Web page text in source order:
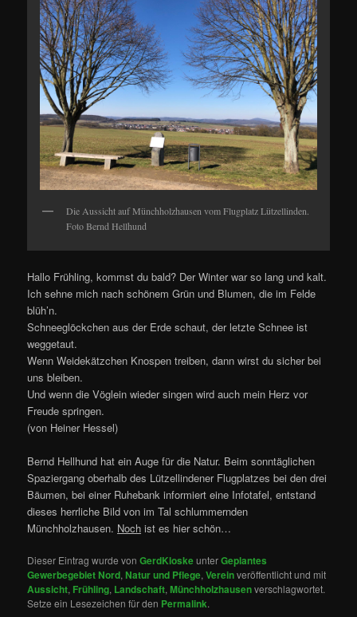
Die Aussicht auf Münchholzhausen vom Flugplatz Lützellinden.
Foto Bernd Hellhund
Hallo Frühling, kommst du bald? Der Winter war so lang und kalt.
Ich sehne mich nach schönem Grün und Blumen, die im Felde
blüh’n.
Schneeglöckchen aus der Erde schaut, der letzte Schnee ist
weggetaut.
Wenn Weidekätzchen Knospen treiben, dann wirst du sicher bei
uns bleiben.
Und wenn die Vöglein wieder singen wird auch mein Herz vor
Freude springen.
(von Heiner Hessel)
Bernd Hellhund hat ein Auge für die Natur. Beim sonntäglichen
Spaziergang oberhalb des Lützellindener Flugplatzes bei den drei
Bäumen, bei einer Ruhebank informiert eine Infotafel, entstand
dieses herrliche Bild von im Tal schlummernden
Münchholzhausen. Noch ist es hier schön…
Dieser Eintrag wurde vonGerdKloskeunterGeplantes
Gewerbegebiet Nord,Natur und Pflege,Vereinveröffentlicht und mit
Aussicht, Frühling, Landschaft,Münchholzhausenverschlagwortet.
Setze ein Lesezeichen für den Permalink.